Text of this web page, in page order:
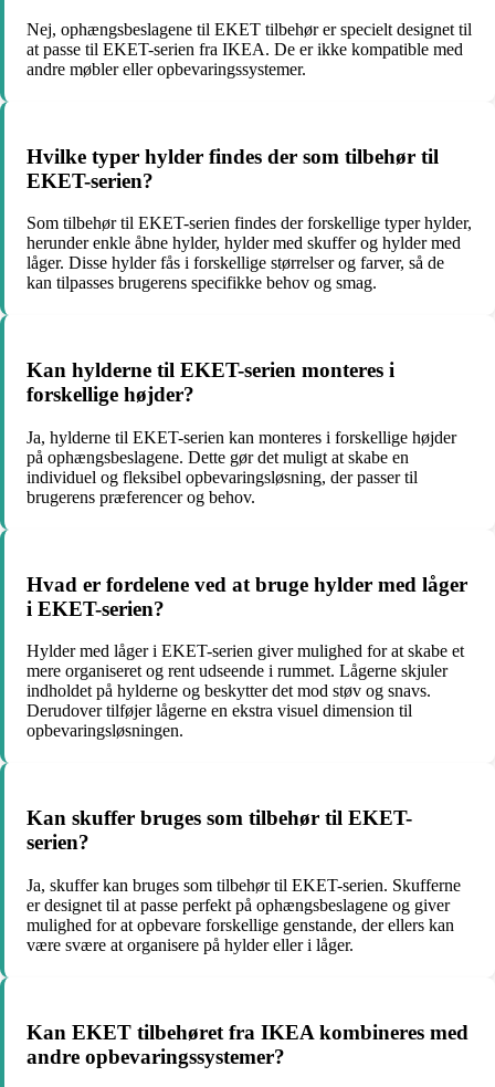
Nej, ophængsbeslagene til EKET tilbehør er specielt designet til
at passe til EKET-serien fra IKEA. De er ikke kompatible med
andre møbler eller opbevaringssystemer.
Hvilke typer hylder findes der som tilbehør til
EKET-serien?
Som tilbehør til EKET-serien findes der forskellige typer hylder,
herunder enkle åbne hylder, hylder med skuffer og hylder med
låger. Disse hylder fås i forskellige størrelser og farver, så de
kan tilpasses brugerens specifikke behov og smag.
Kan hylderne til EKET-serien monteres i
forskellige højder?
Ja, hylderne til EKET-serien kan monteres i forskellige højder
på ophængsbeslagene. Dette gør det muligt at skabe en
individuel og fleksibel opbevaringsløsning, der passer til
brugerens præferencer og behov.
Hvad er fordelene ved at bruge hylder med låger
i EKET-serien?
Hylder med låger i EKET-serien giver mulighed for at skabe et
mere organiseret og rent udseende i rummet. Lågerne skjuler
indholdet på hylderne og beskytter det mod støv og snavs.
Derudover tilføjer lågerne en ekstra visuel dimension til
opbevaringsløsningen.
Kan skuffer bruges som tilbehør til EKET-
serien?
Ja, skuffer kan bruges som tilbehør til EKET-serien. Skufferne
er designet til at passe perfekt på ophængsbeslagene og giver
mulighed for at opbevare forskellige genstande, der ellers kan
være svære at organisere på hylder eller i låger.
Kan EKET tilbehøret fra IKEA kombineres med
andre opbevaringssystemer?